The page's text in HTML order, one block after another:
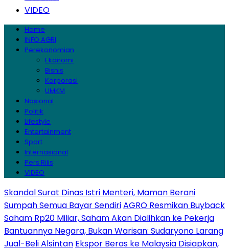
VIDEO
Home
INFO AGRI
Perekonomian
Ekonomi
Bisnis
Korporasi
UMKM
Nasional
Politik
Lifestyle
Entertainment
Sport
Internasional
Pers Rilis
VIDEO
Skandal Surat Dinas Istri Menteri, Maman Berani
Sumpah Semua Bayar SendiriAGRO Resmikan Buyback
Saham Rp20 Miliar, Saham Akan Dialihkan ke Pekerja
Bantuannya Negara, Bukan Warisan: Sudaryono Larang
Jual-Beli Alsintan Ekspor Beras ke Malaysia Disiapkan,